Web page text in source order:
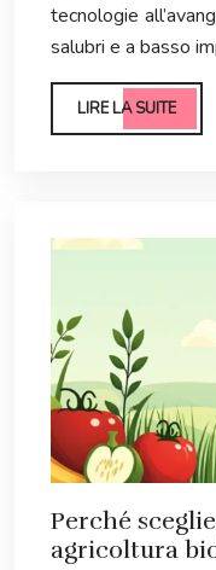
tecnologie
salubri e a basso
LIRE LA SUITE
Perché
agricoltura